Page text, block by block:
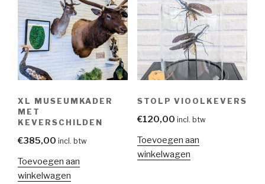
XL MUSEUMKADER
MET
KEVERSCHILDEN
€385,00 incl. btw
Toevoegen aan
winkelwagen
STOLP VIOOLKEVERS
€120,00 incl. btw
Toevoegen aan
winkelwagen